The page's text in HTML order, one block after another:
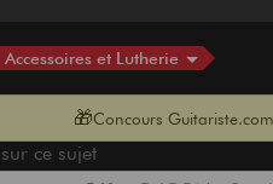
Accessoires et Lutherie
🎁Concours
ce sujet